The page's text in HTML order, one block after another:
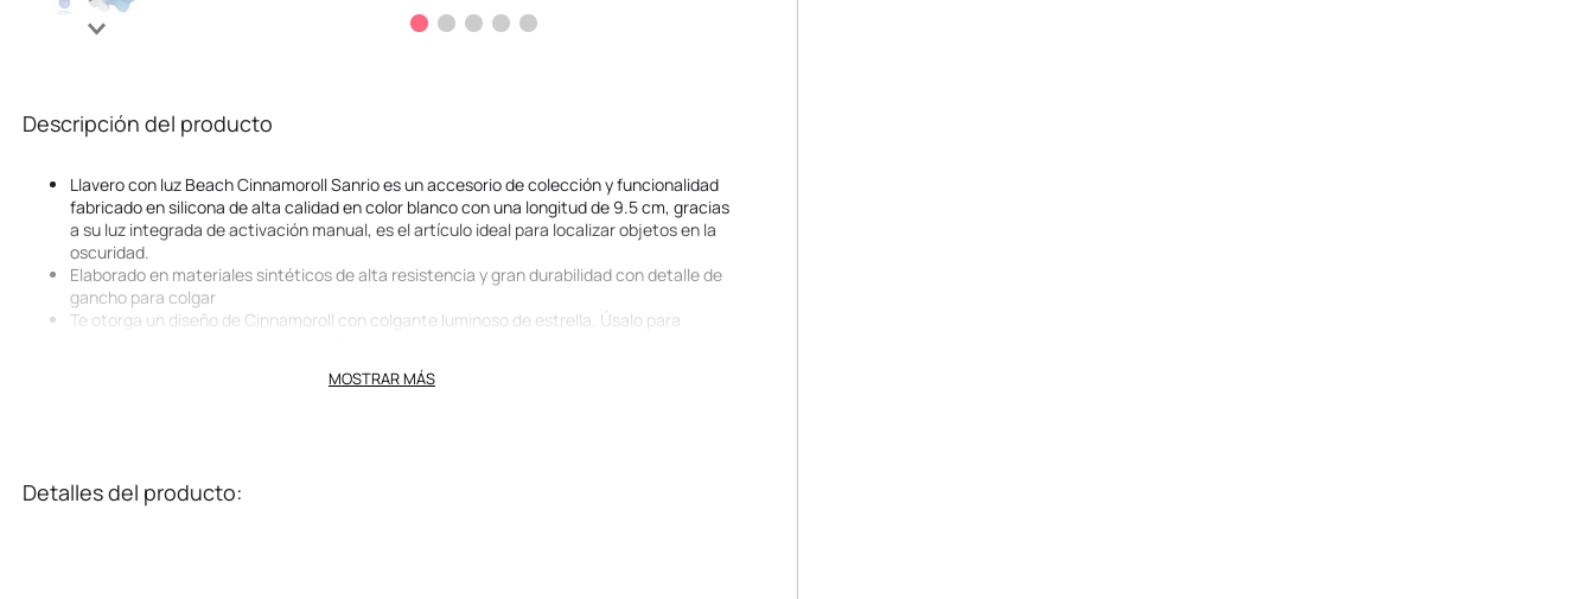
Descripción del producto
Llavero con luz Beach Cinnamoroll Sanrio es un accesorio de colección y funcionalidad
fabricado en silicona de alta calidad en color blanco con una longitud de 9.5 cm, gracias
a su luz integrada de activación manual, es el artículo ideal para localizar objetos en la
oscuridad.
Elaborado en materiales sintéticos de alta resistencia y gran durabilidad con detalle de
gancho para colgar
Te otorga un diseño de Cinnamoroll con colgante luminoso de estrella. Úsalo para
Tamaño 9.5 cm. Ligero y fácil de portar.MOSTRAR MÁS
Detalles del producto: